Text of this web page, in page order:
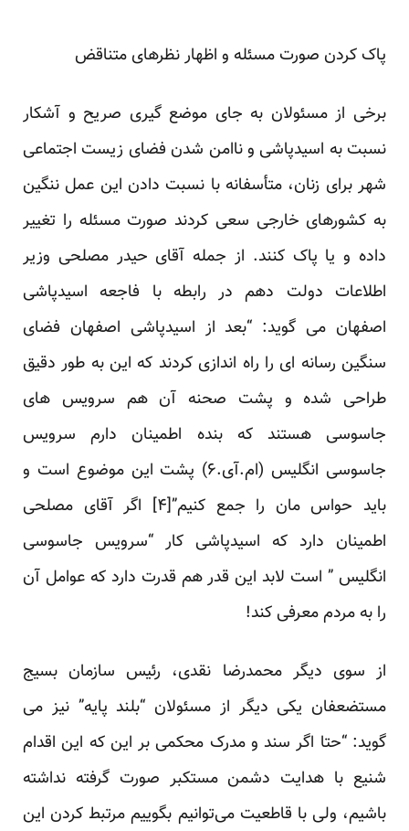
پاک کردن صورت مسئله و اظهار نظرهای متناقض
برخی از مسئولان به جای موضع گیری صریح و آشکار
نسبت به اسیدپاشی و ناامن شدن فضای زیست اجتماعی
شهر برای زنان، متأسفانه با نسبت دادن این عمل ننگین
به کشورهای خارجی سعی کردند صورت مسئله را تغییر
داده و یا پاک کنند. از جمله آقای حیدر مصلحی وزیر
اطلاعات دولت دهم در رابطه با فاجعه اسیدپاشی
اصفهان می گوید: “بعد از اسیدپاشی اصفهان فضای
سنگین رسانه ای را راه اندازی کردند که این به طور دقیق
طراحی شده و پشت صحنه آن هم سرویس های
جاسوسی هستند که بنده اطمینان دارم سرویس
جاسوسی انگلیس (ام.آی.۶) پشت این موضوع است و
باید حواس مان را جمع کنیم”[۴] اگر آقای مصلحی
اطمینان دارد که اسیدپاشی کار “سرویس جاسوسی
انگلیس ” است لابد این قدر هم قدرت دارد که عوامل آن
را به مردم معرفی کند!
از سوی دیگر محمدرضا نقدی، رئیس سازمان بسیج
مستضعفان یکی دیگر از مسئولان “بلند پایه” نیز می
گوید: “حتا اگر سند و مدرک محکمی بر این که این اقدام
شنیع با هدایت دشمن مستکبر صورت گرفته نداشته
باشیم، ولی با قاطعیت می‌توانیم بگوییم مرتبط کردن این